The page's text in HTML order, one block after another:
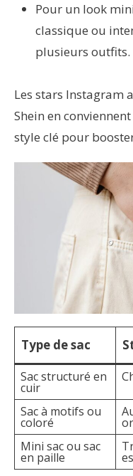
Pour un look
classique ou
plusieurs outfits.
Les stars Instagram
Shein en
style clé pour
Type de sac
Sac structuré en
cuir
Sac à motifs ou
coloré
Mini sac ou sac
en paille